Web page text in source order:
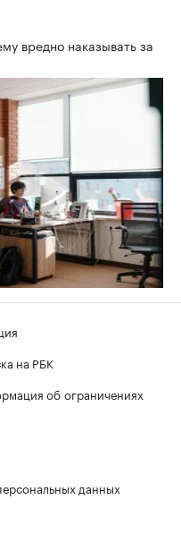
вредно наказывать за
на РБК
об ограничениях
данных